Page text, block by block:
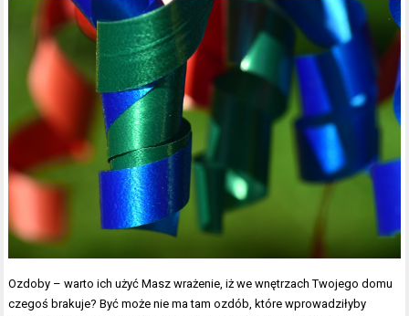
Ozdoby – warto ich użyć Masz wrażenie, iż we wnętrzach Twojego domu
czegoś brakuje? Być może nie ma tam ozdób, które wprowadziłyby